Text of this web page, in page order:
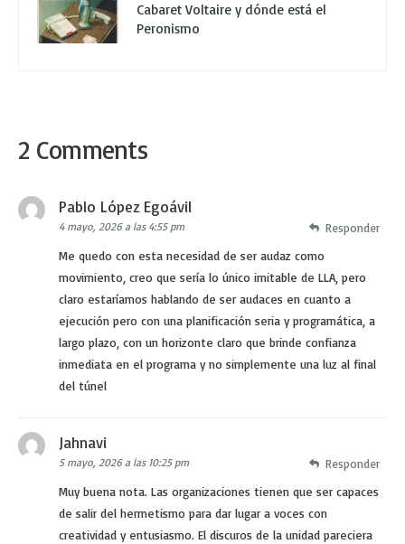
Cabaret Voltaire y dónde está el
Peronismo
2 Comments
Pablo López Egoávil
4 mayo, 2026 a las 4:55 pm
Me quedo con esta necesidad de ser audaz como
movimiento, creo que sería lo único imitable de LLA, pero
claro estaríamos hablando de ser audaces en cuanto a
ejecución pero con una planificación seria y programática, a
largo plazo, con un horizonte claro que brinde confianza
inmediata en el programa y no simplemente una luz al final
del túnel
Responder
Jahnavi
5 mayo, 2026 a las 10:25 pm
Muy buena nota. Las organizaciones tienen que ser capaces
de salir del hermetismo para dar lugar a voces con
creatividad y entusiasmo. El discuros de la unidad pareciera
Responder